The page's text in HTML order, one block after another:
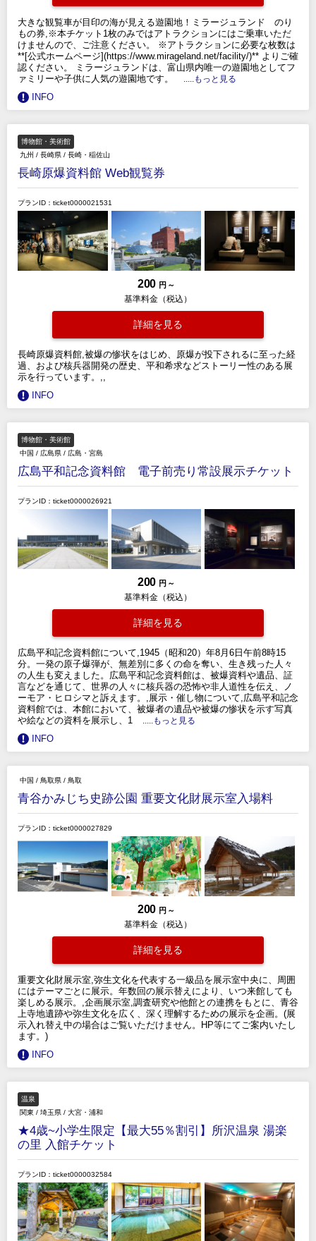
大きな観覧車が目印の海が見える遊園地！ミラージュランド のり
もの券,※本チケット1枚のみではアトラクションにはご乗車いただ
けませんので、ご注意ください。 ※アトラクションに必要な枚数は
**[公式ホームページ](https://www.mirageland.net/facility/)** よりご確
認ください。 ミラージュランドは、富山県内唯一の遊園地としてフ
ァミリーや子供に人気の遊園地です。
.....もっと見る
INFO
博物館・美術館
九州 / 長崎県 / 長崎・稲佐山
長崎原爆資料館 Web観覧券
プランID：ticket0000021531
200 円 ～
基準料金（税込）
詳細を見る
長崎原爆資料館,被爆の惨状をはじめ、原爆が投下されるに至った経
過、および核兵器開発の歴史、平和希求などストーリー性のある展
示を行っています。,,
INFO
博物館・美術館
中国 / 広島県 / 広島・宮島
広島平和記念資料館 電子前売り常設展示チケット
プランID：ticket0000026921
200 円 ～
基準料金（税込）
詳細を見る
広島平和記念資料館について,1945（昭和20）年8月6日午前8時15
分。一発の原子爆弾が、無差別に多くの命を奪い、生き残った人々
の人生も変えました。広島平和記念資料館は、被爆資料や遺品、証
言などを通じて、世界の人々に核兵器の恐怖や非人道性を伝え、ノ
ーモア・ヒロシマと訴えます。,展示・催し物について,広島平和記念
資料館では、本館において、被爆者の遺品や被爆の惨状を示す写真
や絵などの資料を展示し、1
.....もっと見る
INFO
中国 / 鳥取県 / 鳥取
青谷かみじち史跡公園 重要文化財展示室入場料
プランID：ticket0000027829
200 円 ～
基準料金（税込）
詳細を見る
重要文化財展示室,弥生文化を代表する一級品を展示室中央に、周囲
にはテーマごとに展示。年数回の展示替えにより、いつ来館しても
楽しめる展示。,企画展示室,調査研究や他館との連携をもとに、青谷
上寺地遺跡や弥生文化を広く、深く理解するための展示を企画。(展
示入れ替え中の場合はご覧いただけません。HP等にてご案内いたし
ます。)
INFO
温泉
関東 / 埼玉県 / 大宮・浦和
★4歳~小学生限定【最大55％割引】所沢温泉 湯楽
の里 入館チケット
プランID：ticket0000032584